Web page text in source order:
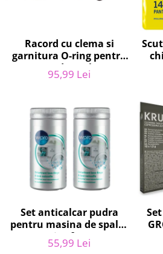
Accesorii tablete
Laptopuri si Accesorii
Telefoane Mobile & accesorii
Electrocasnice & Climatizare
Accesorii si piese masini spalat
rufe si uscatoare
Accesorii si piese masini spalat
Aparate Frigorifice
Aragaze si cuptoare cu microunde
Climatizare & sisteme de incalzire
Electrocasnice pentru Bucatarie
Racord cu clema si
garnitura O-ring pentru
aparat de spalat cu
presiune, KARCHER
95,99 Lei
7
Set anticalcar pudra
pentru masina de spalat
vase si rufe, WPRO
484000008416, 2 x 250g
55,99 Lei